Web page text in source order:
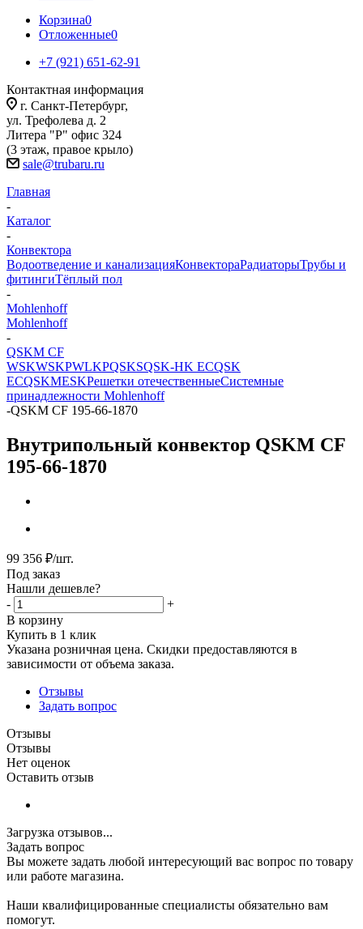
Корзина0
Отложенные0
+7 (921) 651-62-91
Контактная информация
г. Санкт-Петербург,
ул. Трефолева д. 2
Литера "Р" офис 324
(3 этаж, правое крыло)
sale@trubaru.ru
Главная
-
Каталог
-
Конвектора
Водоотведение и канализацияКонвектораРадиаторыТрубы и
фитингиТёплый пол
-
Mohlenhoff
Mohlenhoff
-
QSKM CF
WSKWSKPWLKPQSKSQSK-HK ECQSK
ECQSKMESKРешетки отечественныеСистемные
принадлежности Mohlenhoff
-QSKM CF 195-66-1870
Внутрипольный конвектор QSKM CF
195-66-1870
99 356 ₽/шт.
Под заказ
Нашли дешевле?
-
+
В корзину
Купить в 1 клик
Указана розничная цена. Скидки предоставляются в
зависимости от объема заказа.
Отзывы
Задать вопрос
Отзывы
Отзывы
Нет оценок
Оставить отзыв
Загрузка отзывов...
Задать вопрос
Вы можете задать любой интересующий вас вопрос по товару
или работе магазина.
Наши квалифицированные специалисты обязательно вам
помогут.